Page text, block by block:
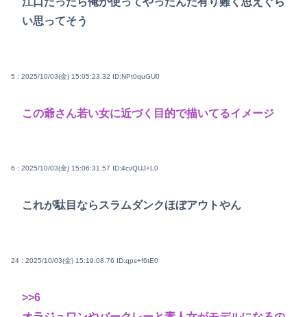
い思ってそう
5 : 2025/10/03(金) 15:05:23.32 ID:NPt0quGU0
この爺さん若い女に近づく目的で描いてるイメージ
6 : 2025/10/03(金) 15:06:31.57 ID:4cvQUJ+L0
これが駄目ならスラムダンクほぼアウトやん
24 : 2025/10/03(金) 15:19:08.76 ID:qps+f6tE0
>>6